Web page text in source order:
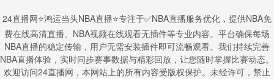
24直播网⭐️鸿运当头NBA直播⭐️专注于✅NBA直播服务优化，提供NBA免
费在线高清直播、NBA视频在线观看无插件等专业内容。平台确保每场
NBA直播的稳定传输，用户无需安装插件即可流畅观看。我们持续完善
NBA直播体验，实时同步赛事数据与精彩回放，让您随时掌握比赛动态。
欢迎访问24直播网，本网站上的所有内容受版权保护。未经许可，禁止